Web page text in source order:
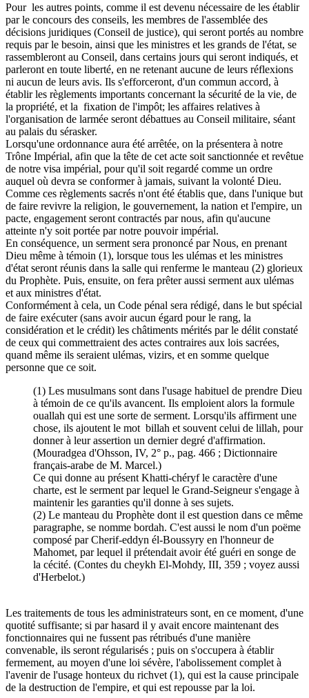
Pour les autres points, comme il est devenu nécessaire de les établir
par le concours des conseils, les membres de l'assemblée des
décisions juridiques (Conseil de justice), qui seront portés au nombre
requis par le besoin, ainsi que les ministres et les grands de l'état, se
rassembleront au Conseil, dans certains jours qui seront indiqués, et
parleront en toute liberté, en ne retenant aucune de leurs réflexions
ni aucun de leurs avis. Ils s'efforceront, d'un commun accord, à
établir les règlements importants concernant la sécurité de la vie, de
la propriété, et la fixation de l'impôt; les affaires relatives à
l'organisation de larmée seront débattues au Conseil militaire, séant
au palais du sérasker.
Lorsqu'une ordonnance aura été arrêtée, on la présentera à notre
Trône Impérial, afin que la tête de cet acte soit sanctionnée et revêtue
de notre visa impérial, pour qu'il soit regardé comme un ordre
auquel où devra se conformer à jamais, suivant la volonté Dieu.
Comme ces règlements sacrés n'ont été établis que, dans l'unique but
de faire revivre la religion, le gouvernement, la nation et l'empire, un
pacte, engagement seront contractés par nous, afin qu'aucune
atteinte n'y soit portée par notre pouvoir impérial.
En conséquence, un serment sera prononcé par Nous, en prenant
Dieu même à témoin (1), lorsque tous les ulémas et les ministres
d'état seront réunis dans la salle qui renferme le manteau (2) glorieux
du Prophète. Puis, ensuite, on fera prêter aussi serment aux ulémas
et aux ministres d'état.
Conformément à cela, un Code pénal sera rédigé, dans le but spécial
de faire exécuter (sans avoir aucun égard pour le rang, la
considération et le crédit) les châtiments mérités par le délit constaté
de ceux qui commettraient des actes contraires aux lois sacrées,
quand même ils seraient ulémas, vizirs, et en somme quelque
personne que ce soit.
(1) Les musulmans sont dans l'usage habituel de prendre Dieu
à témoin de ce qu'ils avancent. Ils emploient alors la formule
ouallah qui est une sorte de serment. Lorsqu'ils affirment une
chose, ils ajoutent le mot billah et souvent celui de lillah, pour
donner à leur assertion un dernier degré d'affirmation.
(Mouradgea d'Ohsson, IV, 2° p., pag. 466 ; Dictionnaire
français-arabe de M. Marcel.)
Ce qui donne au présent Khatti-chéryf le caractère d'une
charte, est le serment par lequel le Grand-Seigneur s'engage à
maintenir les garanties qu'il donne à ses sujets.
(2) Le manteau du Prophète dont il est question dans ce même
paragraphe, se nomme bordah. C'est aussi le nom d'un poëme
composé par Cherif-eddyn él-Boussyry en l'honneur de
Mahomet, par lequel il prétendait avoir été guéri en songe de
la cécité. (Contes du cheykh El-Mohdy, III, 359 ; voyez aussi
d'Herbelot.)
Les traitements de tous les administrateurs sont, en ce moment, d'une
quotité suffisante; si par hasard il y avait encore maintenant des
fonctionnaires qui ne fussent pas rétribués d'une manière
convenable, ils seront régularisés ; puis on s'occupera à établir
fermement, au moyen d'une loi sévère, l'abolissement complet à
l'avenir de l'usage honteux du richvet (1), qui est la cause principale
de la destruction de l'empire, et qui est repousse par la loi.